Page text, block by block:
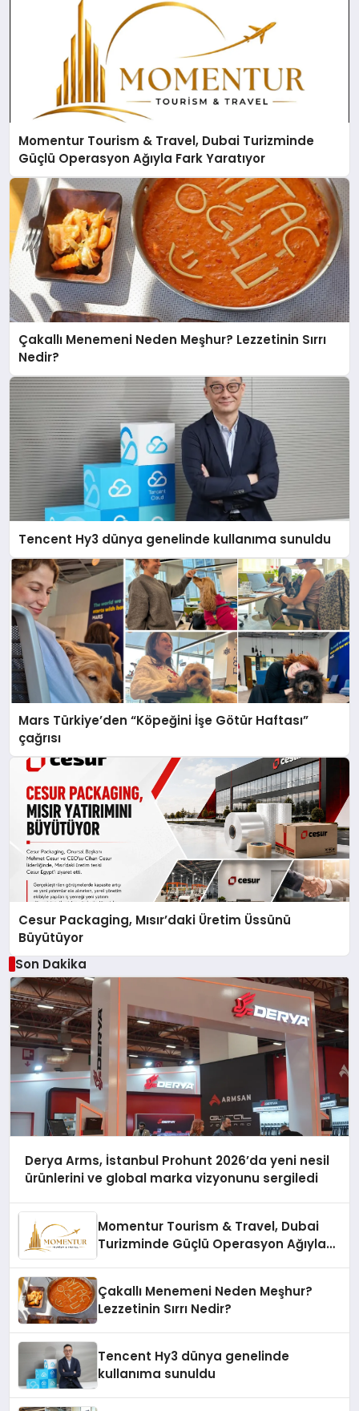
Momentur Tourism & Travel, Dubai Turizminde
Güçlü Operasyon Ağıyla Fark Yaratıyor
Çakallı Menemeni Neden Meşhur? Lezzetinin Sırrı
Nedir?
Tencent Hy3 dünya genelinde kullanıma sunuldu
Mars Türkiye’den “Köpeğini İşe Götür Haftası”
çağrısı
Cesur Packaging, Mısır’daki Üretim Üssünü
Büyütüyor
Son Dakika
Derya Arms, İstanbul Prohunt 2026’da yeni nesil
ürünlerini ve global marka vizyonunu sergiledi
Momentur Tourism & Travel, Dubai
Turizminde Güçlü Operasyon Ağıyla
Çakallı Menemeni Neden Meşhur?
Lezzetinin Sırrı Nedir?
Tencent Hy3 dünya genelinde
kullanıma sunuldu